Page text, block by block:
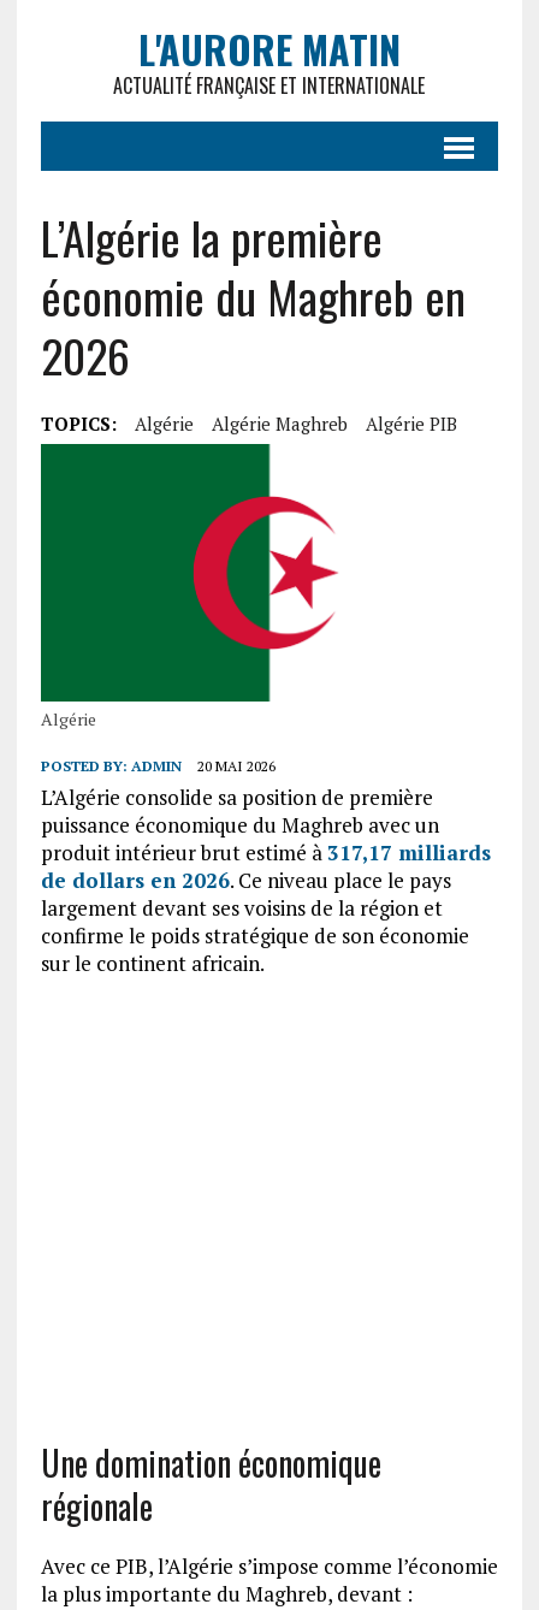
L'AURORE MATIN
ACTUALITÉ FRANÇAISE ET INTERNATIONALE
L’Algérie la première
économie du Maghreb en
2026
TOPICS: Algérie Algérie Maghreb Algérie PIB
Algérie
POSTED BY: ADMIN 20 MAI 2026
L’Algérie consolide sa position de première
puissance économique du Maghreb avec un
produit intérieur brut estimé à317,17 milliards
de dollars en 2026. Ce niveau place le pays
largement devant ses voisins de la région et
confirme le poids stratégique de son économie
sur le continent africain.
Une domination économique
régionale
Avec ce PIB, l’Algérie s’impose comme l’économie
la plus importante du Maghreb, devant :